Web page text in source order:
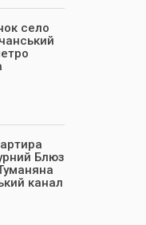
село
Блюз
канал